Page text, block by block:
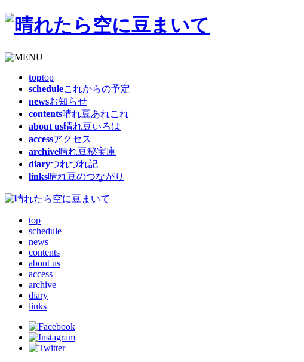
toptop
scheduleこれからの予定
newsお知らせ
contents晴れ豆あれこれ
about us晴れ豆いろは
accessアクセス
archive晴れ豆秘宝庫
diaryつれづれ記
links晴れ豆のつながり
top
schedule
news
contents
about us
access
archive
diary
links